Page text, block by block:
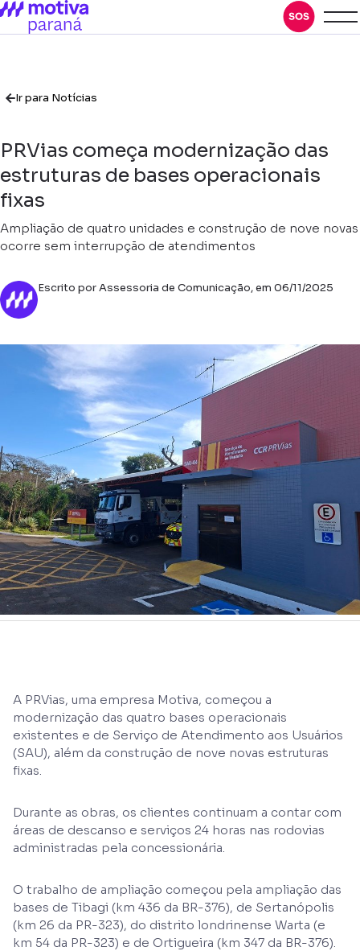
Ir para Notícias
PRVias começa modernização das
estruturas de bases operacionais
fixas
Ampliação de quatro unidades e construção de nove novas
ocorre sem interrupção de atendimentos
Escrito por Assessoria de Comunicação, em 06/11/2025
A PRVias, uma empresa Motiva, começou a
modernização das quatro bases operacionais
existentes e de Serviço de Atendimento aos Usuários
(SAU), além da construção de nove novas estruturas
fixas.
Durante as obras, os clientes continuam a contar com
áreas de descanso e serviços 24 horas nas rodovias
administradas pela concessionária.
O trabalho de ampliação começou pela ampliação das
bases de Tibagi (km 436 da BR-376), de Sertanópolis
(km 26 da PR-323), do distrito londrinense Warta (e
km 54 da PR-323) e de Ortigueira (km 347 da BR-376).